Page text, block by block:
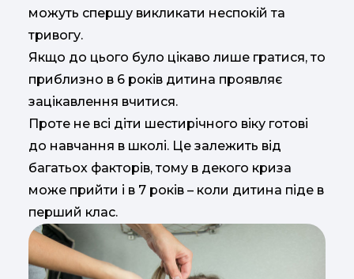
можуть спершу викликати неспокій та
тривогу.
Якщо до цього було цікаво лише гратися, то
приблизно в 6 років дитина проявляє
зацікавлення вчитися.
Проте не всі діти шестирічного віку готові
до навчання в школі. Це залежить від
багатьох факторів, тому в декого криза
може прийти і в 7 років – коли дитина піде в
перший клас.